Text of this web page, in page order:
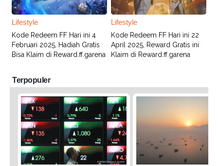
Lifestyle
Kode Redeem FF Hari ini 4
Februari 2025, Hadiah Gratis
Bisa Klaim di Reward.ff.garena
Lifestyle
Kode Redeem FF Hari ini 22
April 2025, Reward Gratis ini
Klaim di Reward.ff.garena
Terpopuler